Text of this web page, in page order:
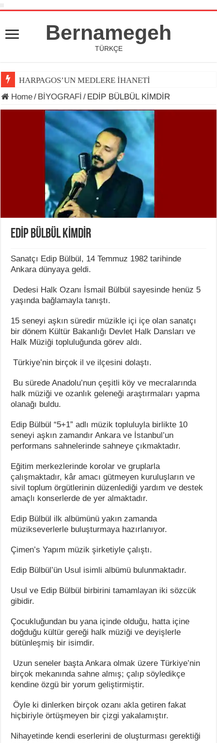
Bernamegeh
TÜRKÇE
HARPAGOS’UN MEDLERE İHANETİ
Home/ BİYOGRAFİ / EDİP BÜLBÜL KİMDİR
EDİP BÜLBÜL KİMDİR
Sanatçı Edip Bülbül, 14 Temmuz 1982 tarihinde
Ankara dünyaya geldi.
Dedesi Halk Ozanı İsmail Bülbül sayesinde henüz 5
yaşında bağlamayla tanıştı.
15 seneyi aşkın süredir müzikle içi içe olan sanatçı
bir dönem Kültür Bakanlığı Devlet Halk Dansları ve
Halk Müziği topluluğunda görev aldı.
Türkiye’nin birçok il ve ilçesini dolaştı.
Bu sürede Anadolu’nun çeşitli köy ve mecralarında
halk müziği ve ozanlık geleneği araştırmaları yapma
olanağı buldu.
Edip Bülbül “5+1” adlı müzik topluluyla birlikte 10
seneyi aşkın zamandır Ankara ve İstanbul’un
performans sahnelerinde sahneye çıkmaktadır.
Eğitim merkezlerinde korolar ve gruplarla
çalışmaktadır, kâr amacı gütmeyen kuruluşların ve
sivil toplum örgütlerinin düzenlediği yardım ve destek
amaçlı konserlerde de yer almaktadır.
Edip Bülbül ilk albümünü yakın zamanda
müzikseverlerle buluşturmaya hazırlanıyor.
Çimen’s Yapım müzik şirketiyle çalıştı.
Edip Bülbül’ün Usul isimli albümü bulunmaktadır.
Usul ve Edip Bülbül birbirini tamamlayan iki sözcük
gibidir.
Çocukluğundan bu yana içinde olduğu, hatta içine
doğduğu kültür gereği halk müziği ve deyişlerle
bütünleşmiş bir isimdir.
Uzun seneler başta Ankara olmak üzere Türkiye’nin
birçok mekanında sahne almış; çalıp söyledikçe
kendine özgü bir yorum geliştirmiştir.
Öyle ki dinlerken birçok ozanı akla getiren fakat
hiçbiriyle örtüşmeyen bir çizgi yakalamıştır.
Nihayetinde kendi eserlerini de oluşturması gerektiği